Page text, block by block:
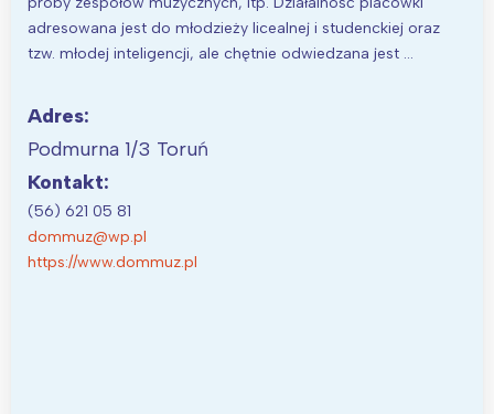
adresowana jest do młodzieży licealnej i studenckiej oraz
tzw. młodej inteligencji, ale chętnie odwiedzana jest …
Adres:
Podmurna 1/3 Toruń
Kontakt:
(56) 621 05 81
dommuz@wp.pl
https://www.dommuz.pl
Wybieram